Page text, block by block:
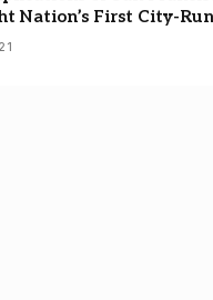
Nation’s First City-